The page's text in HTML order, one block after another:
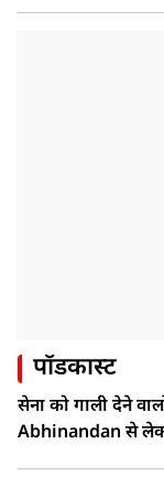
पॉडकास्ट
सेना को गाली देने
Abhinandan से